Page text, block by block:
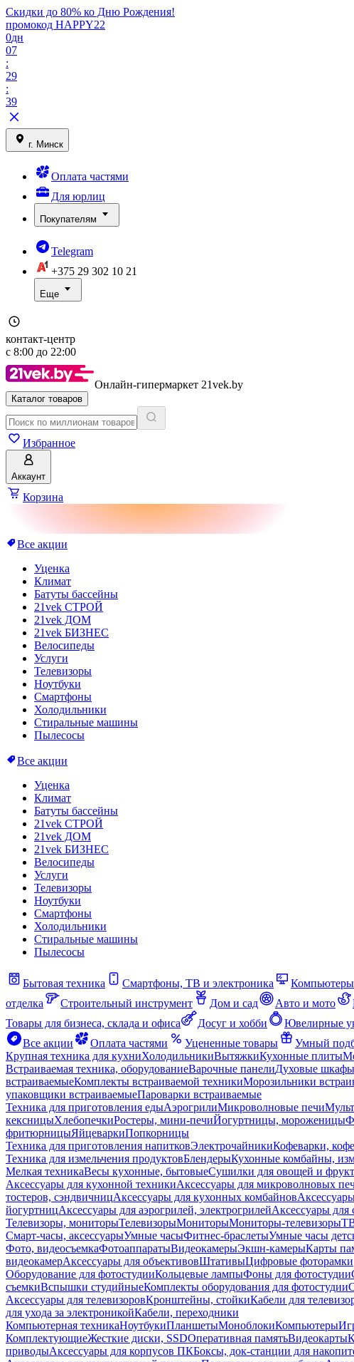
Скидки до 80% ко Дню Рождения!
промокод HAPPY22
0дн
07
:
29
:
39
г. Минск
Оплата частями
Для юрлиц
Покупателям
Telegram
+375 29 302 10 21
Еще
контакт-центр
с 8:00 до 22:00
Онлайн-гипермаркет 21vek.by
Каталог товаров
Избранное
Аккаунт
Корзина
Все акции
Уценка
Климат
Батуты бассейны
21vek СТРОЙ
21vek ДОМ
21vek БИЗНЕС
Велосипеды
Услуги
Телевизоры
Ноутбуки
Смартфоны
Холодильники
Стиральные машины
Пылесосы
Все акции
Уценка
Климат
Батуты бассейны
21vek СТРОЙ
21vek ДОМ
21vek БИЗНЕС
Велосипеды
Услуги
Телевизоры
Ноутбуки
Смартфоны
Холодильники
Стиральные машины
Пылесосы
Бытовая техника Смартфоны, ТВ и электроника
отделка
Строительный инструмент Дом и сад Авто и мото
Товары для бизнеса, склада и офиса
Досуг и хобби Ювелирные
Все акции
Оплата частями Уцененные товары Умный
Крупная техника для кухниХолодильникиВытяжкиКухонные плиты
Встраиваемая техника, оборудованиеВарочные панелиДуховые шкафы
встраиваемыеКомплекты встраиваемой техникиМорозильники
упаковщики встраиваемыеПароварки встраиваемые
Техника для приготовления едыАэрогрилиМикроволновые печи
кексницыХлебопечкиРостеры, мини-печиЙогуртницы, мороженицы
фритюрницыЯйцеваркиПопкорницы
Техника для приготовления напитковЭлектрочайникиКофеварки,
Техника для измельчения продуктовБлендерыКухонные комбайны,
Мелкая техникаВесы кухонные, бытовыеСушилки для овощей и
Аксессуары для кухонной техникиАксессуары для микроволновых
тостеров, сэндвичницАксессуары для кухонных комбайнов
йогуртницАксессуары для аэрогрилей, электрогрилейАксессуары
Телевизоры, мониторыТелевизорыМониторыМониторы-телевизоры
Смарт-часы, аксессуарыУмные часыФитнес-браслетыУмные часы
Фото, видеосъемкаФотоаппаратыВидеокамерыЭкшн-камерыКарты
видеокамерАксессуары для объективовШтативыЦифровые фоторамки
Оборудование для фотостудииКольцевые лампыФоны для фотостудии
съемкиВспышки студийныеКомплекты оборудования для фотостудии
Аксессуары для телевизоровКронштейны, стойкиКабели для
для ухода за электроникойКабели, переходники
Компьютерная техникаНоутбукиПланшетыМоноблокиКомпьютеры
КомплектующиеЖесткие диски, SSDОперативная памятьВидеокарты
приводыАксессуары для корпусов ПКБоксы, док-станции для